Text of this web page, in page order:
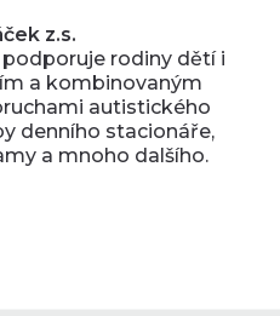
z.s.
podporuje rodiny dětí i
a kombinovaným
autistického
denního stacionáře,
a mnoho dalšího.